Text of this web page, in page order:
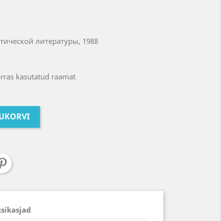
литературы, 1988
kasutatud raamat